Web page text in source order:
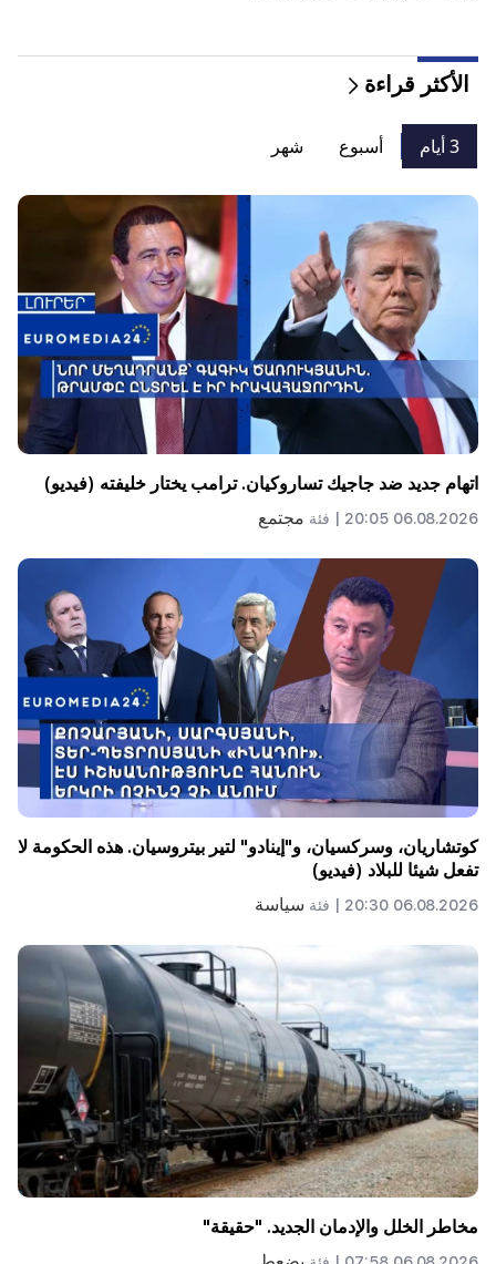
الأكثر قراءة
3 أيام أسبوع شهر
اتهام جديد ضد جاجيك تساروكيان. ترامب يختار خليفته (فيديو)
06.08.2026 20:05 | فئة مجتمع
كوتشاريان، وسركسيان، و"إينادو" لتير بيتروسيان. هذه الحكومة لا
تفعل شيئا للبلاد (فيديو)
06.08.2026 20:30 | فئة سياسة
مخاطر الخلل والإدمان الجديد. "حقيقة"